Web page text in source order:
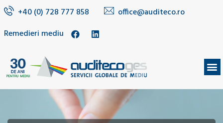
+40 (0) 728 777 858
office@auditeco.ro
Remedieri mediu